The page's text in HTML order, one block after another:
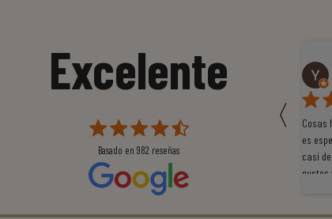
Excelente
Basado en 982 reseñas
〈
Susana García Luis
Magnífica atención al cliente. Tuvimos un pequeño
retraso en el pedido y desde el minuto uno se
preocuparon por ayudarnos en todo. Gracias a Sergio,
magnífico gestor... atento, amable, un servicio de 10.
Gracias de nuevo por todo!
Cosas
es
casi
gustos